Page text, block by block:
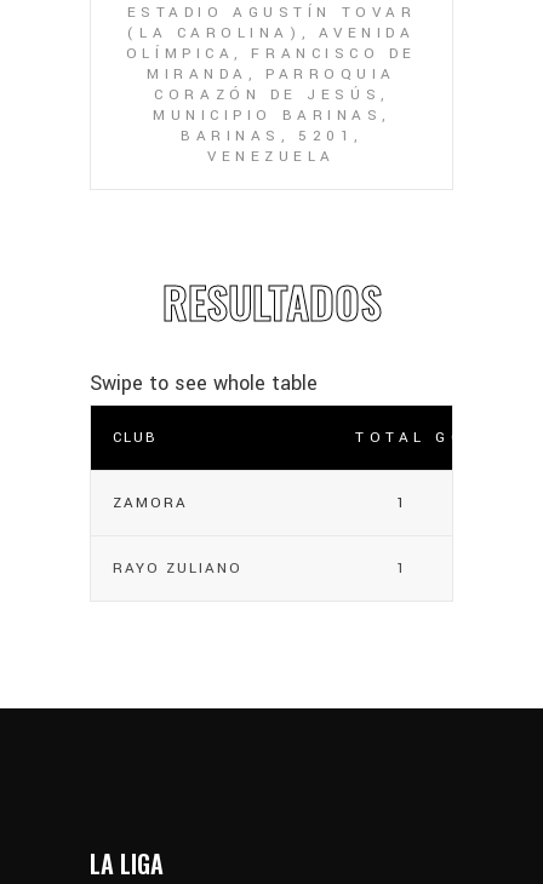
ESTADIO AGUSTÍN TOVAR
(LA CAROLINA), AVENIDA
OLÍMPICA, FRANCISCO DE
MIRANDA, PARROQUIA
CORAZÓN DE JESÚS,
MUNICIPIO BARINAS,
BARINAS, 5201,
VENEZUELA
RESULTADOS
CLUB TOTAL GOLES
ZAMORA 1
RAYO ZULIANO 1
LA LIGA